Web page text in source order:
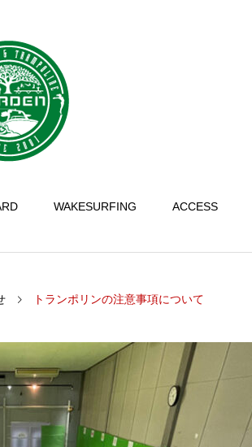
WAKESURFING ACCESS
トランポリンの注意事項について